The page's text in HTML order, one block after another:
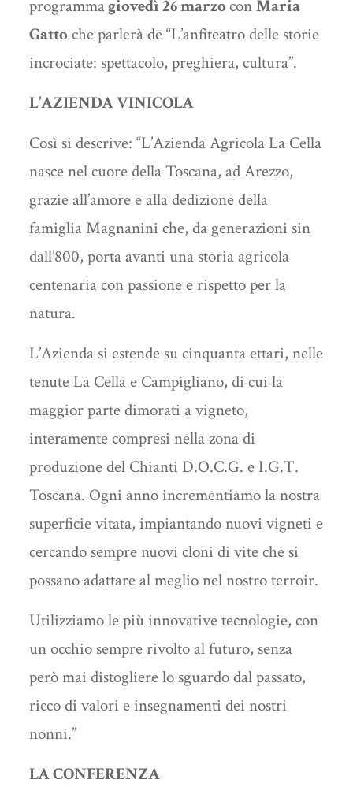
programmagiovedì 26 marzoconMaria
Gatto che parlerà de “L’anfiteatro delle storie
incrociate: spettacolo, preghiera, cultura”.
L’AZIENDA VINICOLA
Così si descrive: “L’Azienda Agricola La Cella
nasce nel cuore della Toscana, ad Arezzo,
grazie all’amore e alla dedizione della
famiglia Magnanini che, da generazioni sin
dall’800, porta avanti una storia agricola
centenaria con passione e rispetto per la
natura.
L’Azienda si estende su cinquanta ettari, nelle
tenute La Cella e Campigliano, di cui la
maggior parte dimorati a vigneto,
interamente compresi nella zona di
produzione del Chianti D.O.C.G. e I.G.T.
Toscana. Ogni anno incrementiamo la nostra
superficie vitata, impiantando nuovi vigneti e
cercando sempre nuovi cloni di vite che si
possano adattare al meglio nel nostro terroir.
Utilizziamo le più innovative tecnologie, con
un occhio sempre rivolto al futuro, senza
però mai distogliere lo sguardo dal passato,
ricco di valori e insegnamenti dei nostri
nonni.”
LA CONFERENZA